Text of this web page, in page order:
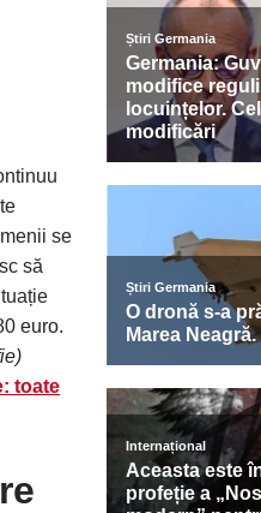
se
să
euro.
toate